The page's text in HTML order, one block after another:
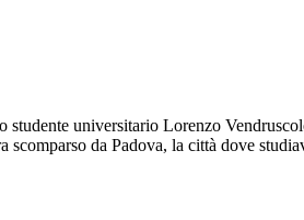
studente universitario Lorenzo
da Padova, la città dove